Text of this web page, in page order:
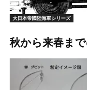
大日本帝國陸海軍シリーズ
秋から来春ま